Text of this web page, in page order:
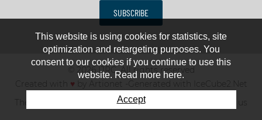
SUBSCRIBE
© 2026 IJRC. All rights reserved
♥
Generated with IceCube2.Net
News & results Fee Contact us
This website is using cookies for statistics, site
optimization and retargeting purposes. You
consent to our cookies if you continue to use this
website. Read more here.
Accept